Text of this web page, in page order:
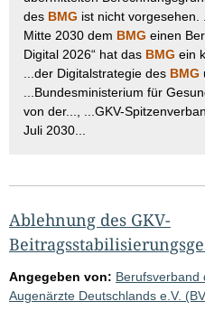
des BMG ist nicht vorgesehen.
Mitte 2030 dem BMG einen
Digital 2026“ hat das BMG ein
...der Digitalstrategie des BMG
...Bundesministerium für
von der..., ...GKV-
Juli 2030...
Ablehnung des GKV-
Angegeben von: Berufsverband
Augenärzte Deutschlands e.V.